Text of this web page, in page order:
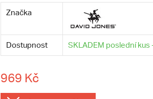
Značka
Dostupnost SKLADEM poslední kus
969 Kč